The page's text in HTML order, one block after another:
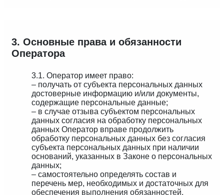
3. Основные права и обязанности
Оператора
3.1. Оператор имеет право:
– получать от субъекта персональных данных
достоверные информацию и/или документы,
содержащие персональные данные;
– в случае отзыва субъектом персональных
данных согласия на обработку персональных
данных Оператор вправе продолжить
обработку персональных данных без согласия
субъекта персональных данных при наличии
оснований, указанных в Законе о персональных
данных;
– самостоятельно определять состав и
перечень мер, необходимых и достаточных для
обеспечения выполнения обязанностей,